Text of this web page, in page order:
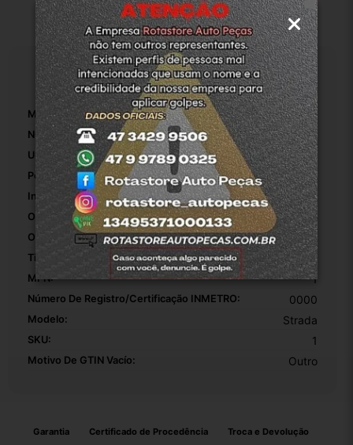
Especificações
Marca: Fiat
Número De Peça: 52035569
Unidades Por Embalagem: 1
Posição Da Mangueira: Superior
Inclui Braçadeiras: True
Origem: Original
OEM: 1
Tipo De Veículo: Carro/Caminhonete
MPN: 1
Número De Registro/certificação INMETRO: 0000
Modelo: Strada
SKU: 1
Motivo De GTIN Vacío: Outro
Garantia Certificado de Procedência Troca e Devolução